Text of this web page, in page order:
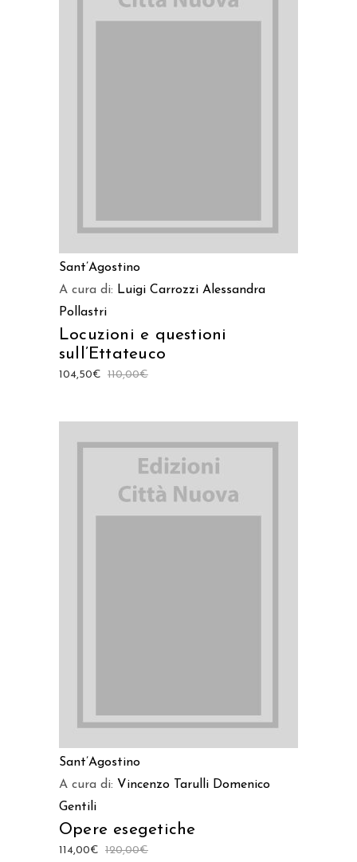
Sant’Agostino
A cura di: Luigi Carrozzi Alessandra
Pollastri
Locuzioni e questioni
sull’Ettateuco
110,00€
104,50€
Sant’Agostino
A cura di: Vincenzo Tarulli Domenico
Gentili
Opere esegetiche
120,00€
114,00€